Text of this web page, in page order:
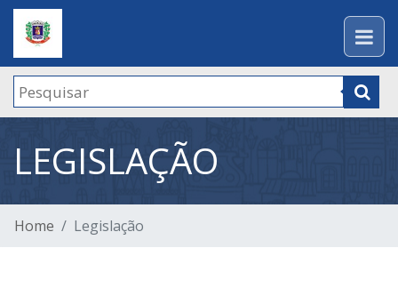
LEGISLAÇÃO
Home Legislação